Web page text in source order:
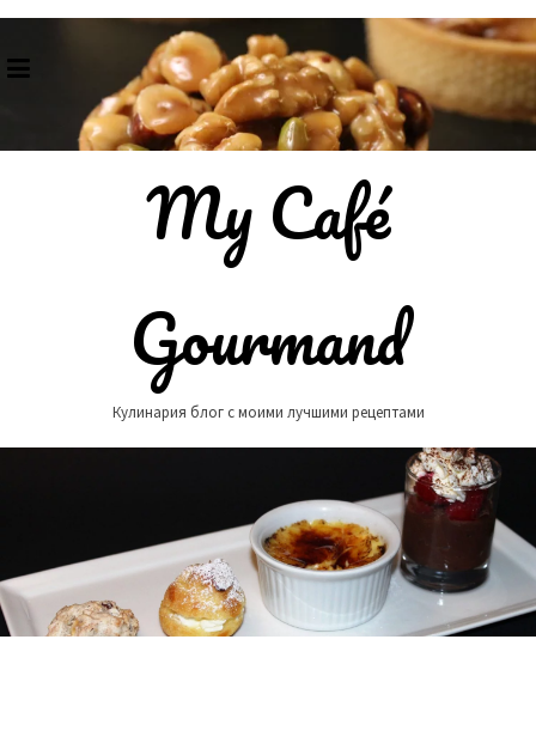
content
My Café
Gourmand
Кулинария блог с моими лучшими рецептами